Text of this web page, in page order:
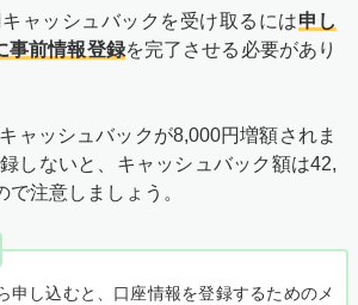
ャッシュバックを受け取るには申し
事前情報登録を完了させる必要があり
ャッシュバックが8,000円増額されま
しないと、キャッシュバック額は42,
注意しましょう。
申し込むと、口座情報を登録するためのメ